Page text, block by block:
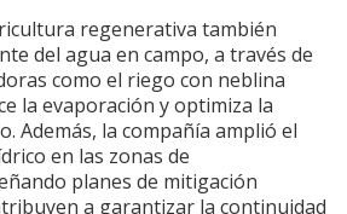
regenerativa también
del agua en campo, a través de
como el riego con neblina
la evaporación y optimiza la
Además, la compañía amplió el
en las zonas de
planes de mitigación
a garantizar la continuidad